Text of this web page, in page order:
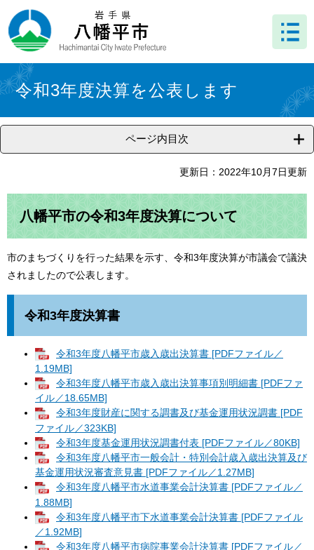
ー
ジ
先
頭
で
。
ニ
ュ
を
飛
ば
て
文
文 令和3年度決算を公表します
ページ内目次
更新日：2022年10月7日更新
八幡平市の令和3年度決算について
市のまちづくりを行った結果を示す、令和3年度決算が市議会で議決
されましたので公表します。
令和3年度決算書
令和3年度八幡平市歳入歳出決算書 [PDFファイル／
1.19MB]
令和3年度八幡平市歳入歳出決算事項別明細書 [PDFファ
イル／18.65MB]
令和3年度財産に関する調書及び基金運用状況調書 [PDF
ファイル／323KB]
令和3年度基金運用状況調書付表 [PDFファイル／80KB]
令和3年度八幡平市一般会計・特別会計歳入歳出決算及び
基金運用状況審査意見書 [PDFファイル／1.27MB]
令和3年度八幡平市水道事業会計決算書 [PDFファイル／
1.88MB]
令和3年度八幡平市下水道事業会計決算書 [PDFファイル
／1.92MB]
令和3年度八幡平市病院事業会計決算書 [PDFファイル／